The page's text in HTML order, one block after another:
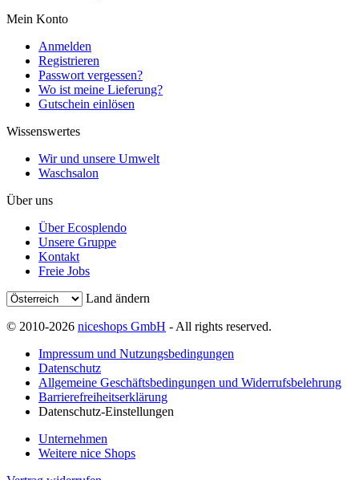
Mein Konto
Anmelden
Registrieren
Passwort vergessen?
Wo ist meine Lieferung?
Gutschein einlösen
Wissenswertes
Wir und unsere Umwelt
Waschsalon
Über uns
Über Ecosplendo
Unsere Gruppe
Kontakt
Freie Jobs
Land ändern
© 2010-2026 niceshops GmbH - All rights reserved.
Impressum und Nutzungsbedingungen
Datenschutz
Allgemeine Geschäftsbedingungen und Widerrufsbelehrung
Barrierefreiheitserklärung
Datenschutz-Einstellungen
Unternehmen
Weitere nice Shops